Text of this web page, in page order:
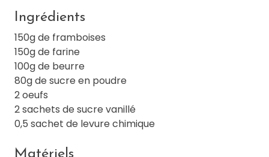
Ingrédients
150g de framboises
150g de farine
100g de beurre
80g de sucre en poudre
2 oeufs
2 sachets de sucre vanillé
0,5 sachet de levure chimique